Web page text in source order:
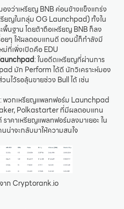
องว่าเหรียญ BNB ค่อนข้างแข็งแกร่ง
รียญในกลุ่ม OG Launchpad) ทั้งใน
พื้นฐาน โดยถ้าถือเหรียญ BNB ก็ลง
ยๆ ให้ผลตอบแทนดี ตอนนี้ก็กำลังมี
ที่เพิ่งเปิดคือ EDU
: ในอดีตเหรียญที่ผ่านการ
มัก Perform ได้ดี นักวิเคราะห์มอง
นไว้รอลุ้นขายช่วง Bull ได้ เช่น
: พวกเหรียญแพลทฟอร์ม Launchpad
Polkastarter ที่มีผลตอบแทน
าคาเหรียญแพลทฟอร์มลงมาเยอะ ใน
น่าจะกลับมาให้ความสนใจ
ก Cryptorank.io